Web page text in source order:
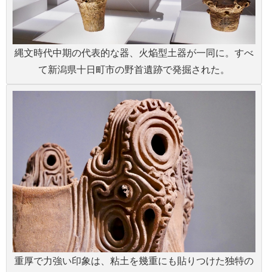
縄文時代中期の代表的な器、火焔型土器が一同に。すべ
て新潟県十日町市の野首遺跡で発掘された。
重厚で力強い印象は、粘土を幾重にも貼りつけた独特の